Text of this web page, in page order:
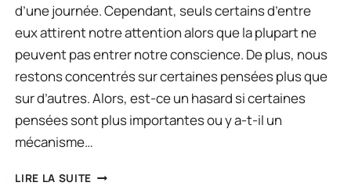
d’une journée. Cependant, seuls certains d’entre
eux attirent notre attention alors que la plupart ne
peuvent pas entrer notre conscience. De plus, nous
restons concentrés sur certaines pensées plus que
sur d’autres. Alors, est-ce un hasard si certaines
pensées sont plus importantes ou y a-t-il un
mécanisme…
LIRE LA SUITE PEUT-